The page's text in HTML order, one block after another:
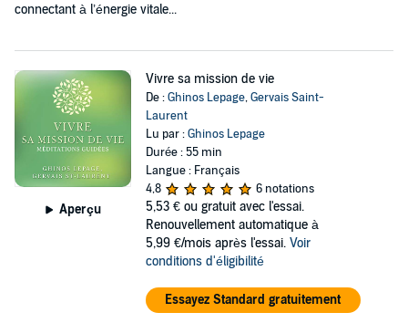
connectant à l’énergie vitale...
Aperçu
Vivre sa mission de vie
De :Ghinos Lepage,Gervais Saint-
Laurent
Lu par :Ghinos Lepage
Durée : 55 min
Langue : Français
4,8
6 notations
5,53 € ou gratuit avec l'essai.
Renouvellement automatique à
5,99 €/mois après l'essai. Voir
conditions d'éligibilité
Essayez Standard gratuitement